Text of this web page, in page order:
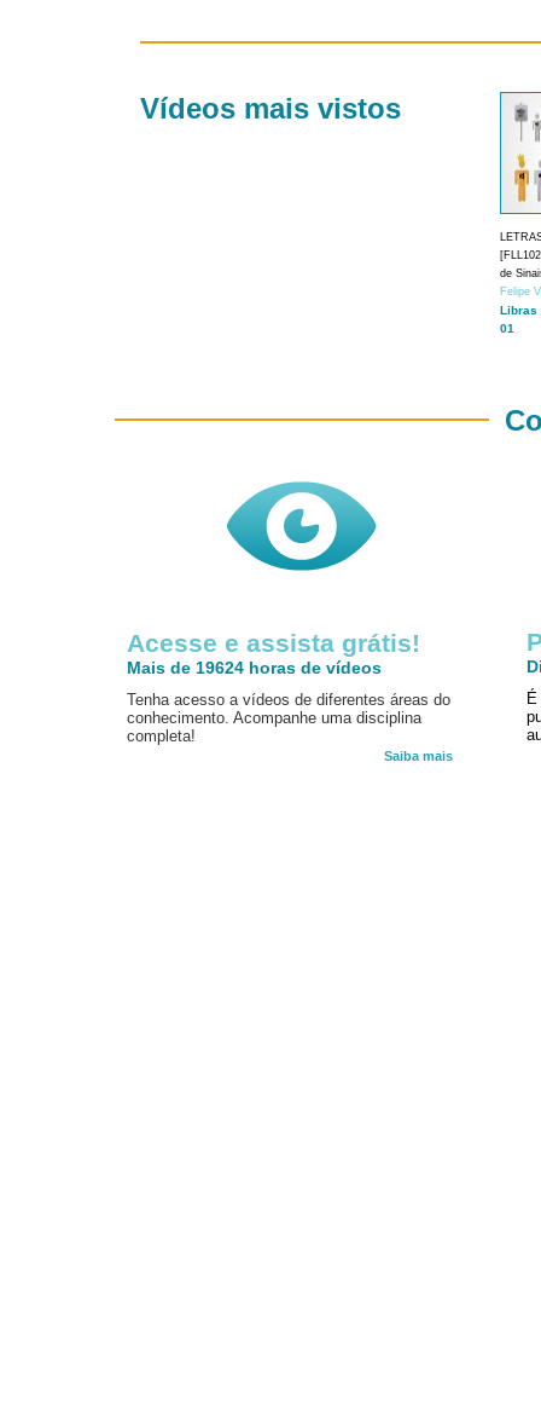
Vídeos mais vistos
de
Felipe
Libras
01
Acesse e assista grátis!
Mais de 19624 horas de vídeos
Tenha acesso a vídeos de diferentes áreas do
conhecimento. Acompanhe uma disciplina
completa!
Saiba mais